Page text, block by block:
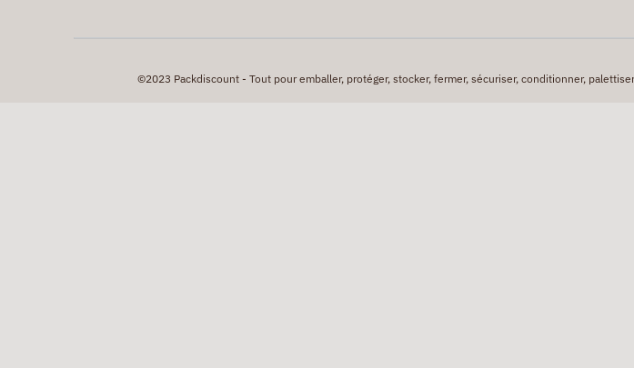
©2023 Packdiscount - Tout pour emballer, protéger, stocker, fermer, sécuriser, conditionner,